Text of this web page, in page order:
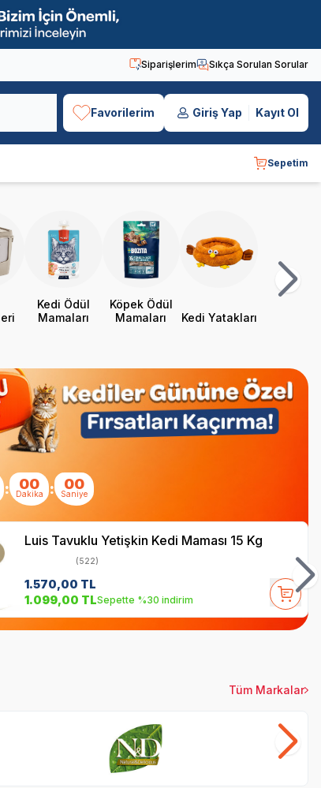
Siparişlerim Sıkça Sorulan Sorular
Favorilerim Giriş Yap Kayıt Ol
Sepetim
Kedi Ödül
Mamaları
Köpek Ödül
Mamaları
Kedi Yatakları
: 00
Dakika : 00
Saniye
Luis Tavuklu Yetişkin Kedi Maması 15 Kg
(522)
1.570,00 TL
1.099,00 TLSepette %30 indirim
Tüm Markalar